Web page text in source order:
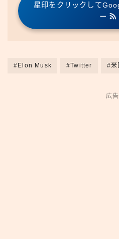
星印をクリックして
ー
#Elon Musk #Twitter #米
広告